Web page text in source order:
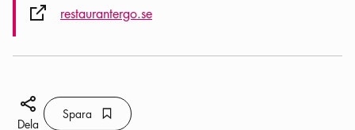
Extern ikonrestaurantergo.se
Dela ikon
Dela
Spara Bokmärke ikon
Spara